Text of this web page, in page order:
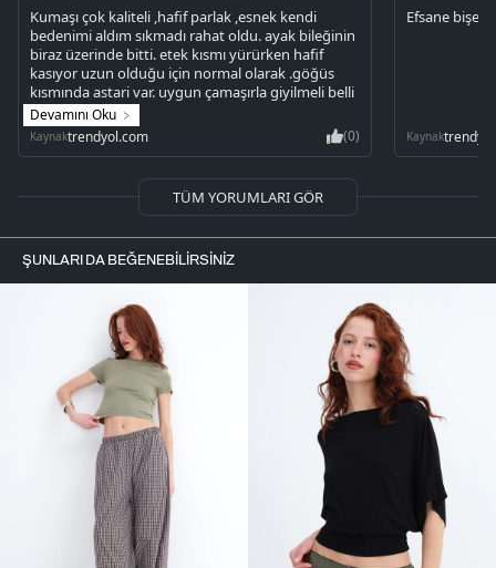
Kumaşı çok kaliteli ,hafif parlak ,esnek kendi
bedenimi aldım sıkmadı rahat oldu. ayak bileğinin
biraz üzerinde bitti. etek kısmı yürürken hafif
kasıyor uzun olduğu için normal olarak .göğüs
kısmında astari var. uygun çamaşırla giyilmeli belli
ediyor. hem spor hem şık kombinlenebilir çok
güzel❤️
Devamını Oku
Kaynaktrendyol.com (0)
Efsane bişey
Kaynak
TÜM YORUMLARI GÖR
ŞUNLARI DA BEĞENEBILIRSINIZ